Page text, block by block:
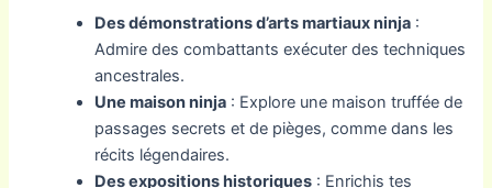
Des démonstrations d’arts martiaux ninja :
Admire des combattants exécuter des techniques
ancestrales.
Une maison ninja : Explore une maison truffée de
passages secrets et de pièges, comme dans les
récits légendaires.
Des expositions historiques : Enrichis tes